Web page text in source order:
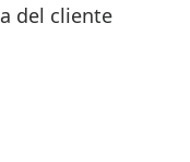
del cliente